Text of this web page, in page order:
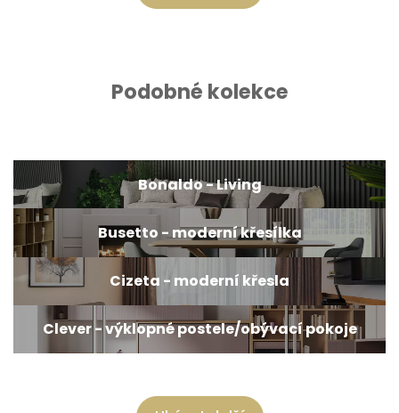
Podobné kolekce
Bonaldo - Living
Busetto - moderní křesílka
Cizeta - moderní křesla
Clever - výklopné postele/obývací pokoje